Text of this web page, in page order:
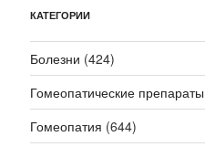
КАТЕГОРИИ
Болезни (424)
Гомеопатические препараты
Гомеопатия (644)